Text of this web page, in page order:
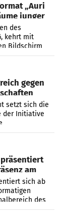
„Auri
junger
des
kehrt mit
Bildschirm
und Du“
gegen
setzt sich die
der Initiative
am
sich ab
des
sich im